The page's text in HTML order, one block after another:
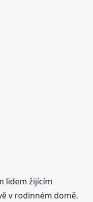
lidem žijícím
v rodinném domě.